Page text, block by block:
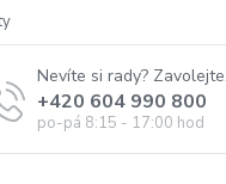
Nevíte si rady? Zavolejte.
+420 604 990 800
po-pá 8:15 - 17:00 hod